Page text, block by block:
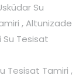
Su
, Altunizade
Su Tesisat
Tesisat Tamiri ,